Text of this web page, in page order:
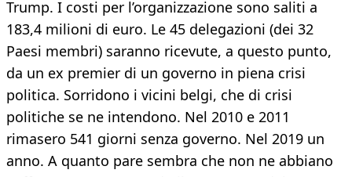
Trump. I costi per l’organizzazione sono saliti a
183,4 milioni di euro. Le 45 delegazioni (dei 32
Paesi membri) saranno ricevute, a questo punto,
da un ex premier di un governo in piena crisi
politica. Sorridono i vicini belgi, che di crisi
politiche se ne intendono. Nel 2010 e 2011
rimasero 541 giorni senza governo. Nel 2019 un
anno. A quanto pare sembra che non ne abbiano